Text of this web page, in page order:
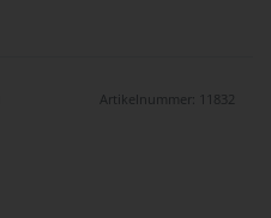
Artikelnummer: 11832